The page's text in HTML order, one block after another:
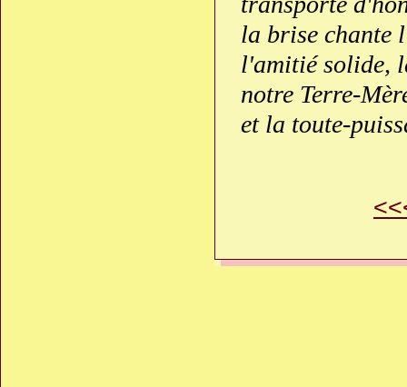
la brise chante
l'amitié solide,
notre Terre-
et la toute-